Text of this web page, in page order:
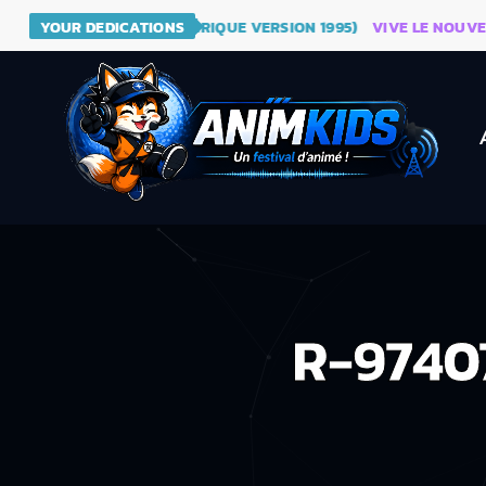
YOUR DEDICATIONS
BALL (GÉNÉRIQUE VERSION 1995) VIVE LE NOUVEAU
R-